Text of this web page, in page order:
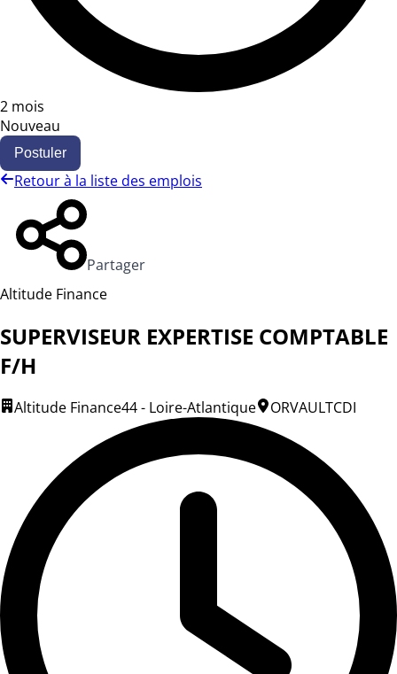
2 mois
Nouveau
Postuler
Retour à la liste des emplois
Partager
Altitude Finance
SUPERVISEUR EXPERTISE COMPTABLE
F/H
Altitude Finance44 - Loire-Atlantique ORVAULTCDI